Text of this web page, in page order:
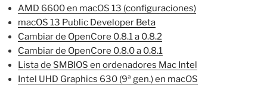
AMD 6600 en macOS 13 (configuraciones)
macOS 13 Public Developer Beta
Cambiar de OpenCore 0.8.1 a 0.8.2
Cambiar de OpenCore 0.8.0 a 0.8.1
Lista de SMBIOS en ordenadores Mac Intel
Intel UHD Graphics 630 (9ª gen.) en macOS